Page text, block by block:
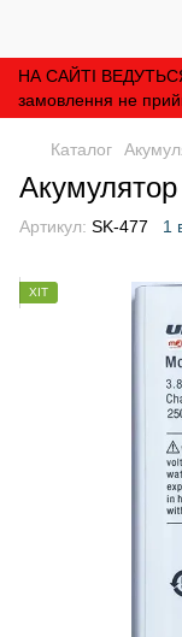
НА САЙТІ
замовлення не
Каталог
Артикул: SK-477 1
ХІТ